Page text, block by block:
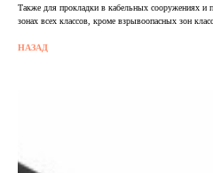
Также для прокладки в кабельных сооружениях и
зонах всех классов, кроме взрывоопасных зон
НАЗАД